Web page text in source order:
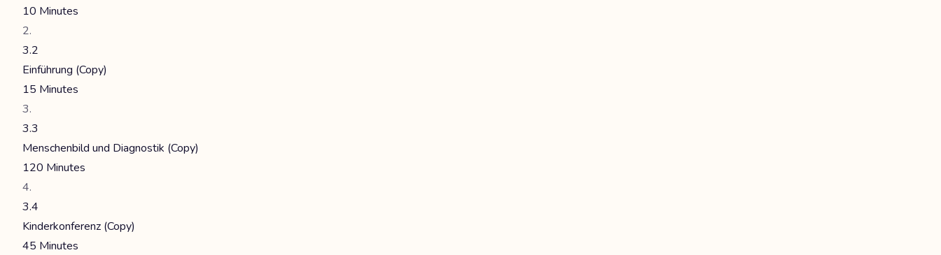
10 Minutes
3.2
Einführung (Copy)
15 Minutes
3.3
Menschenbild und Diagnostik (Copy)
120 Minutes
3.4
Kinderkonferenz (Copy)
45 Minutes